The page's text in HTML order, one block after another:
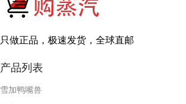
只做正品，极速发货，全球直邮
产品列表
雪加鸭嘴兽